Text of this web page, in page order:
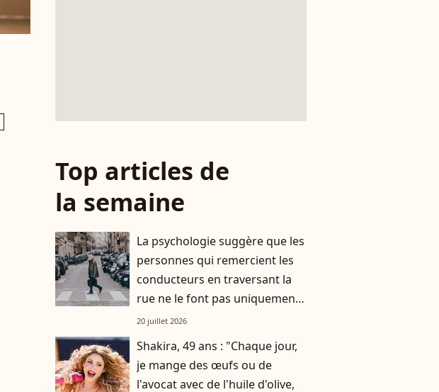
Top articles de
la semaine
La psychologie suggère que les
personnes qui remercient les
conducteurs en traversant la
rue ne le font pas uniquement
par gratitude
20 juillet 2026
Shakira, 49 ans : "Chaque jour,
je mange des œufs ou de
l'avocat avec de l'huile d'olive,